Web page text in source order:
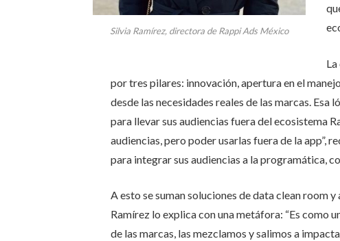
Silvia Ramírez, directora de Rappi Ads México
por tres pilares: innovación, apertura en el
desde las necesidades reales de las marcas.
para llevar sus audiencias fuera del ecosistema
audiencias, pero poder usarlas fuera de la app”,
para integrar sus audiencias a la programática,
A esto se suman soluciones de data clean room
Ramírez lo explica con una metáfora: “Es como
de las marcas, las mezclamos y salimos a